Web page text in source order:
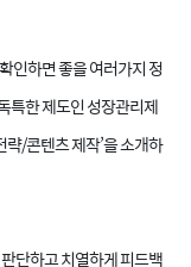
인하면 좋을 여러가지 정
특한 제도인 성장관리제
략/콘텐츠 제작’을 소개하
단하고 치열하게 피드백